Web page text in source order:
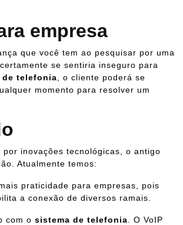
empresa
que você tem ao pesquisar por uma
se sentiria inseguro para
de telefonia , o cliente poderá se
momento para resolver um
inovações tecnológicas, o antigo
Atualmente temos:
praticidade para empresas, pois
a conexão de diversos ramais.
com o sistema de telefonia . O VoIP